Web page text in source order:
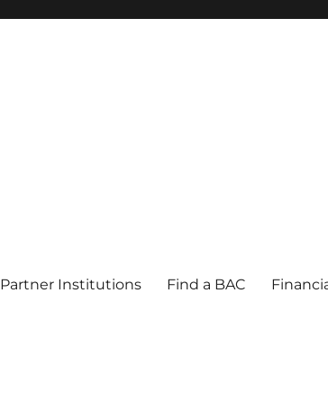
Partner Institutions Find a BAC